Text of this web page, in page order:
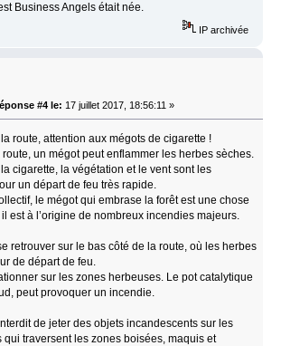
Business Angels était née.
IP archivée
#4 le: 17 juillet 2017, 18:56:11 »
route, attention aux mégots de cigarette !
un mégot peut enflammer les herbes sèches.
cigarette, la végétation et le vent sont les
un départ de feu très rapide.
le mégot qui embrase la forêt est une chose
est à l’origine de nombreux incendies majeurs.
retrouver sur le bas côté de la route, où les herbes
de départ de feu.
sur les zones herbeuses. Le pot catalytique
peut provoquer un incendie.
de jeter des objets incandescents sur les
qui traversent les zones boisées, maquis et